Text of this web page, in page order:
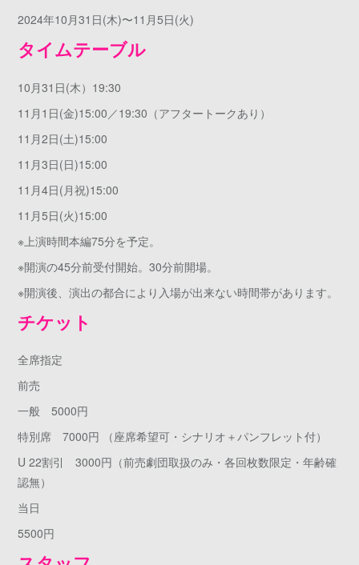
2024年10月31日(木)〜11月5日(火)
タイムテーブル
10月31日(木）19:30
11月1日(金)15:00／19:30（アフタートークあり）
11月2日(土)15:00
11月3日(日)15:00
11月4日(月祝)15:00
11月5日(火)15:00
※上演時間本編75分を予定。
※開演の45分前受付開始。30分前開場。
※開演後、演出の都合により入場が出来ない時間帯があります。
チケット
全席指定
前売
一般 5000円
特別席 7000円 （座席希望可・シナリオ＋パンフレット付）
U 22割引 3000円（前売劇団取扱のみ・各回枚数限定・年齢確
認無）
当日
5500円